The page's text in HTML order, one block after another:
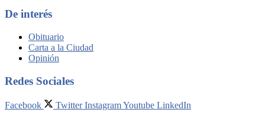
De interés
Obituario
Carta a la Ciudad
Opinión
Redes Sociales
Facebook Twitter InstagramYoutube LinkedIn